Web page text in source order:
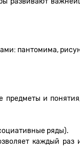
пантомима,
и
ряды).
каждый